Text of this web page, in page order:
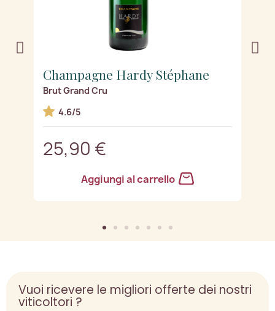
Champagne Hardy Stéphane
Brut Grand Cru
4.6/5
25,90 €
Aggiungi al carrello
Vuoi ricevere le migliori offerte dei nostri
viticoltori ?